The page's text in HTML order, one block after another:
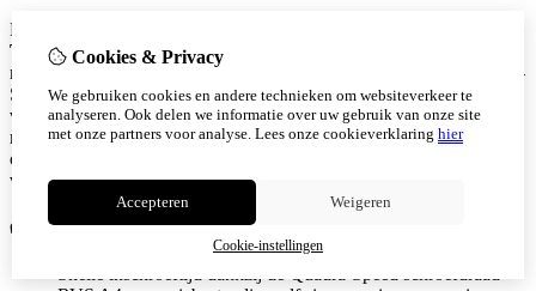
De
TX20bieden optimale grip, snelle verwerking en een
roestbestendige bevestiging in hout. Dankzij de innovatieve Quadra-
Speed schroefdraad en scherpe snijpunt worden splijten en
voorboren tot het verleden gerekend. Gemaakt van hoogwaardig
roestvast staal (A4), zijn deze schroeven perfect bestand tegen
corrosie en dus uitermate geschikt voor buitentoepassingen en
vochtige omgevingen.
✅ Voordelen:
Cookies & Privacy
We gebruiken cookies en andere technieken om websiteverkeer te
analyseren. Ook delen we informatie over uw gebruik van onze site
met onze partners voor analyse. Lees onze cookieverklaring hier
Accepteren Weigeren
Cookie-instellingen